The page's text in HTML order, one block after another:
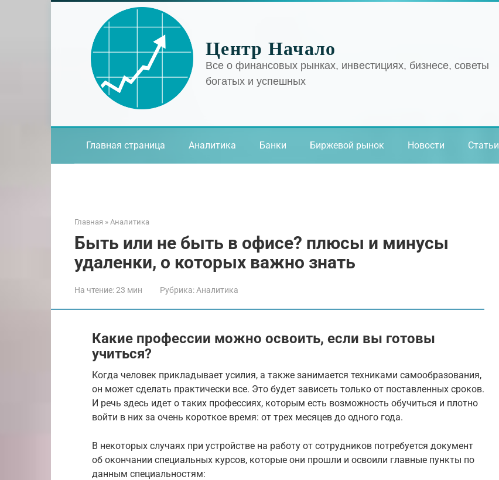
Центр Начало
Все о финансовых рынках, инвестициях, бизнесе, советы
богатых и успешных
Главная страница Аналитика Банки Биржевой рынок Новости Статьи
Главная » Аналитика
Быть или не быть в офисе? плюсы и минусы
удаленки, о которых важно знать
На чтение:23 мин Рубрика: Аналитика
Какие профессии можно освоить, если вы готовы
учиться?
Когда человек прикладывает усилия, а также занимается техниками самообразования,
он может сделать практически все. Это будет зависеть только от поставленных сроков.
И речь здесь идет о таких профессиях, которым есть возможность обучиться и плотно
войти в них за очень короткое время: от трех месяцев до одного года.
В некоторых случаях при устройстве на работу от сотрудников потребуется документ
об окончании специальных курсов, которые они прошли и освоили главные пункты по
данным специальностям: